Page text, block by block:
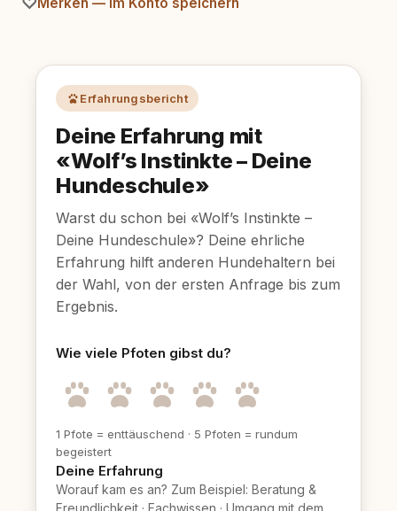
Erfahrungsbericht
Deine Erfahrung mit
«Wolf’s Instinkte – Deine
Hundeschule»
Warst du schon bei «Wolf’s Instinkte –
Deine Hundeschule»? Deine ehrliche
Erfahrung hilft anderen Hundehaltern bei
der Wahl, von der ersten Anfrage bis zum
Ergebnis.
Wie viele Pfoten gibst du?
1 Pfote = enttäuschend · 5 Pfoten = rundum
begeistert
Deine Erfahrung
Worauf kam es an? Zum Beispiel: Beratung &